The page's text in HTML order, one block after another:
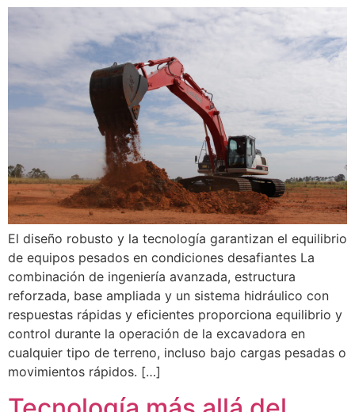
El diseño robusto y la tecnología garantizan el equilibrio
de equipos pesados en condiciones desafiantes La
combinación de ingeniería avanzada, estructura
reforzada, base ampliada y un sistema hidráulico con
respuestas rápidas y eficientes proporciona equilibrio y
control durante la operación de la excavadora en
cualquier tipo de terreno, incluso bajo cargas pesadas o
movimientos rápidos. […]